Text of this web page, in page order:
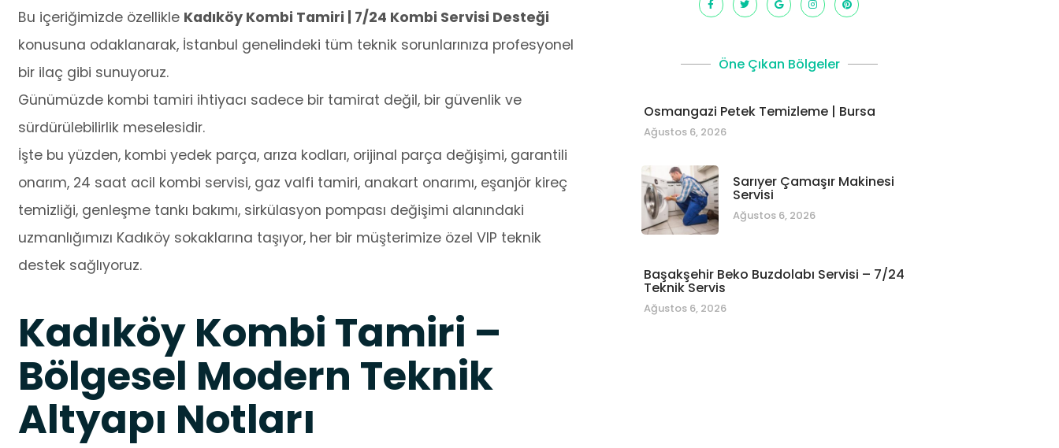
Bu içeriğimizde özellikle Kadıköy Kombi Tamiri | 7/24 Kombi Servisi Desteği
konusuna odaklanarak, İstanbul genelindeki tüm teknik sorunlarınıza profesyonel
bir ilaç gibi sunuyoruz.
Günümüzde kombi tamiri ihtiyacı sadece bir tamirat değil, bir güvenlik ve
sürdürülebilirlik meselesidir.
İşte bu yüzden, kombi yedek parça, arıza kodları, orijinal parça değişimi, garantili
onarım, 24 saat acil kombi servisi, gaz valfi tamiri, anakart onarımı, eşanjör kireç
temizliği, genleşme tankı bakımı, sirkülasyon pompası değişimi alanındaki
uzmanlığımızı Kadıköy sokaklarına taşıyor, her bir müşterimize özel VIP teknik
destek sağlıyoruz.
Kadıköy Kombi Tamiri –
Bölgesel Modern Teknik
Altyapı Notları
Öne Çıkan Bölgeler
Osmangazi Petek Temizleme | Bursa
Ağustos 6, 2026
Sarıyer Çamaşır Makinesi
Servisi
Ağustos 6, 2026
Başakşehir Beko Buzdolabı Servisi – 7/24
Teknik Servis
Ağustos 6, 2026